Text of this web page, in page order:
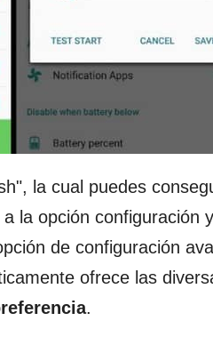
la cual puedes
la opción configuración
de configuración
ofrece las
.